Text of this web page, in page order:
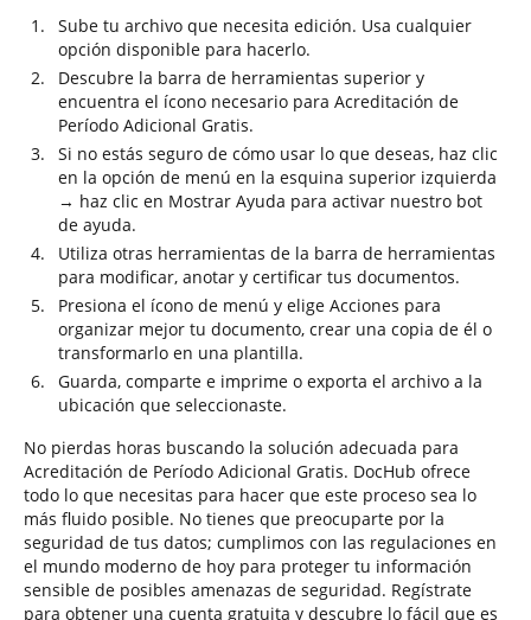
Sube tu archivo que necesita edición. Usa cualquier
opción disponible para hacerlo.
Descubre la barra de herramientas superior y
encuentra el ícono necesario para Acreditación de
Período Adicional Gratis.
Si no estás seguro de cómo usar lo que deseas, haz clic
en la opción de menú en la esquina superior izquierda
→ haz clic en Mostrar Ayuda para activar nuestro bot
de ayuda.
Utiliza otras herramientas de la barra de herramientas
para modificar, anotar y certificar tus documentos.
Presiona el ícono de menú y elige Acciones para
organizar mejor tu documento, crear una copia de él o
transformarlo en una plantilla.
Guarda, comparte e imprime o exporta el archivo a la
ubicación que seleccionaste.
No pierdas horas buscando la solución adecuada para
Acreditación de Período Adicional Gratis. DocHub ofrece
todo lo que necesitas para hacer que este proceso sea lo
más fluido posible. No tienes que preocuparte por la
seguridad de tus datos; cumplimos con las regulaciones en
el mundo moderno de hoy para proteger tu información
sensible de posibles amenazas de seguridad. Regístrate
para obtener una cuenta gratuita y descubre lo fácil que es